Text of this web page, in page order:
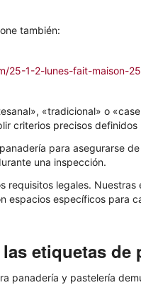
también:
25-1-2-lunes-fait-maison-
«tradicional» o
criterios precisos definidos
para asegurarse
una inspección.
requisitos legales. Nuestras
espacios específicos para
etiquetas de
panadería y pastelería